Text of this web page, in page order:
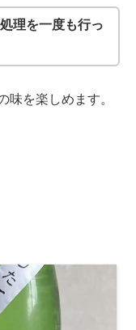
理を一度も行っ
味を楽しめます。